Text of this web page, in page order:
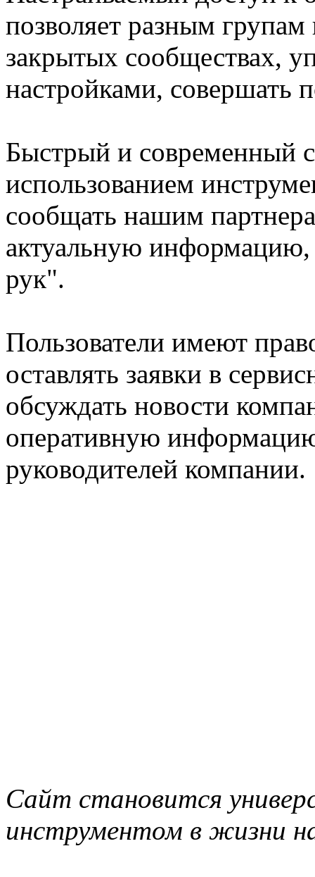
позволяет разным групам
закрытых сообществах,
настройками, совершать
Быстрый и современный
использованием
сообщать нашим
актуальную информацию,
рук".
Пользователи имеют
оставлять заявки в
обсуждать новости
оперативную
руководителей компании.
Сайт становится
инструментом в жизни